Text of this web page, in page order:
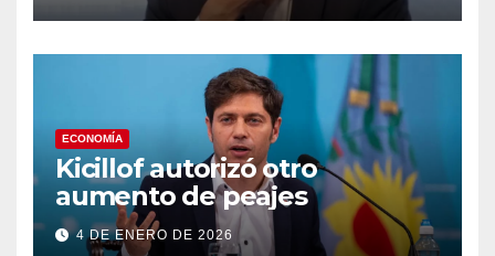
ECONOMÍA
Kicillof autorizó otro
aumento de peajes
4 DE ENERO DE 2026